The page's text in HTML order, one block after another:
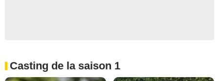
Casting de la saison 1